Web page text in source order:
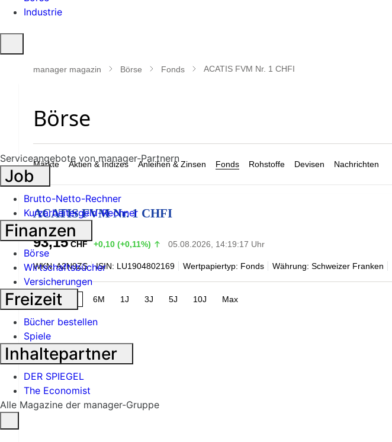
Industrie
öffnen
manager magazin Börse Fonds ACATIS FVM Nr. 1 CHFI
Märkte Aktien & Indizes Anleihen & Zinsen Fonds Rohstoffe Devisen Nachrichten
ACATIS FVM Nr. 1 CHFI
93,15 CHF +0,10 (+0,11%) 05.08.2026, 14:19:17 Uhr
WKN: A2N9ZS ISIN: LU1904802169 Wertpapiertyp: Fonds Währung: Schweizer Franken
1M 6M 1J 3J 5J 10J Max
Serviceangebote von manager-Partnern
Job
Brutto-Netto-Rechner
Kurzarbeitergeld-Rechner
Finanzen
Börse
Wirtschaftsbücher
Versicherungen
Freizeit
Bücher bestellen
Spiele
Inhaltepartner
DER SPIEGEL
The Economist
Alle Magazine der manager-Gruppe